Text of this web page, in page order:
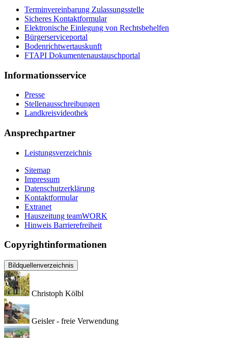
Terminvereinbarung Zulassungsstelle
Sicheres Kontaktformular
Elektronische Einlegung von Rechtsbehelfen
Bürgerserviceportal
Bodenrichtwertauskunft
FTAPI Dokumentenaustauschportal
Informationsservice
Presse
Stellenausschreibungen
Landkreisvideothek
Ansprechpartner
Leistungsverzeichnis
Sitemap
Impressum
Datenschutzerklärung
Kontaktformular
Extranet
Hauszeitung teamWORK
Hinweis Barrierefreiheit
Copyrightinformationen
Bildquellenverzeichnis
Christoph Kölbl
Geisler - freie Verwendung